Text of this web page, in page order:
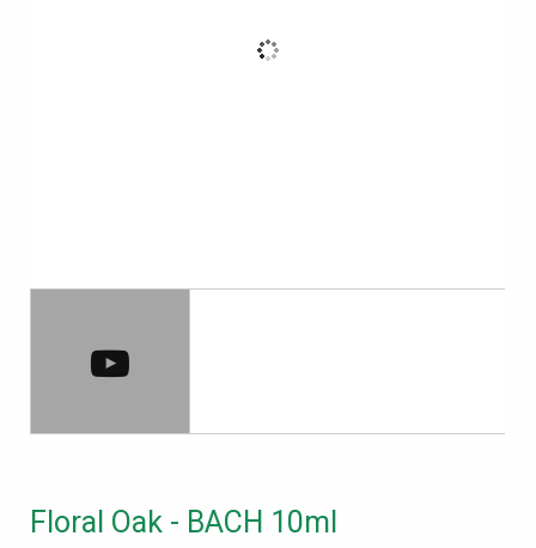
Floral Oak - BACH 10ml